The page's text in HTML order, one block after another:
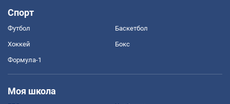
Спорт
Футбол Баскетбол
Хоккей Бокс
Формула-1
Моя школа